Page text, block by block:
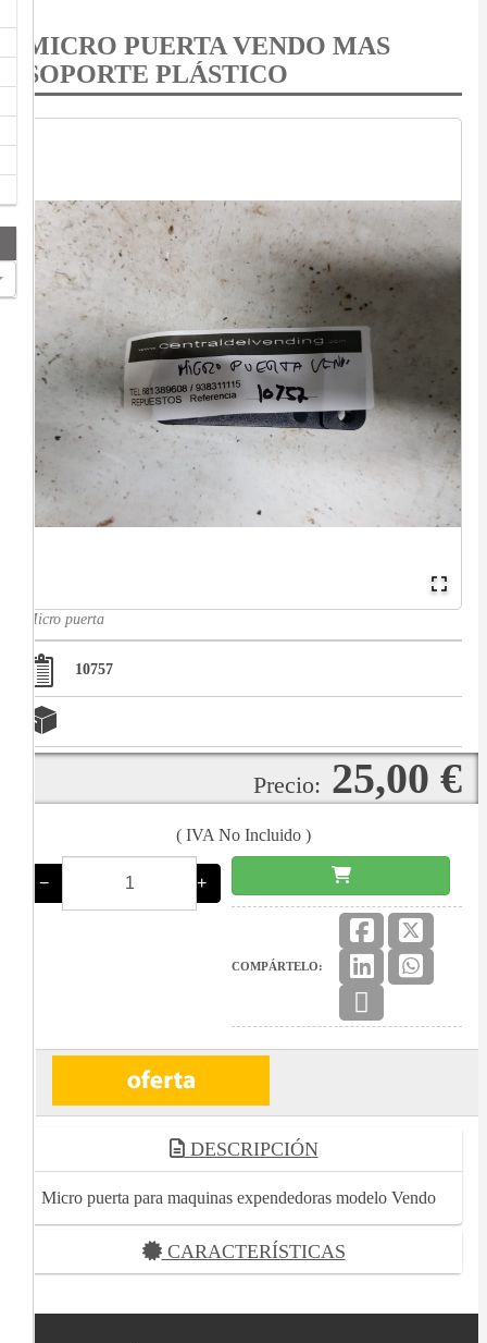
MICRO PUERTA VENDO MAS
SOPORTE PLÁSTICO
Micro puerta
10757
Precio: 25,00 €
( IVA No Incluido )
− +
COMPÁRTELO:
DESCRIPCIÓN
Micro puerta para maquinas expendedoras modelo Vendo
CARACTERÍSTICAS